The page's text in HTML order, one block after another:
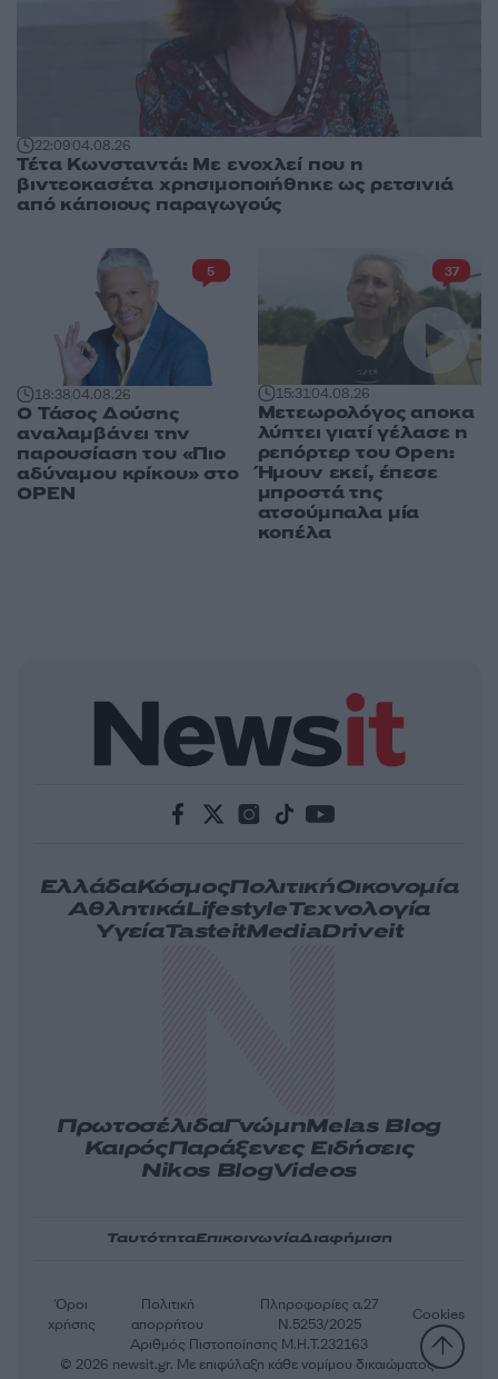
22:0904.08.26
Τέτα Κωνσταντά: Με ενοχλεί που η
βιντεοκασέτα χρησιμοποιήθηκε ως ρετσινιά
από κάποιους παραγωγούς
18:3804.08.26
Ο Τάσος Δούσης
αναλαμβάνει την
παρουσίαση του «Πιο
αδύναμου κρίκου» στο
OPEN
5
15:3104.08.26
Μετεωρολόγος αποκα
λύπτει γιατί γέλασε η
ρεπόρτερ του Open:
Ήμουν εκεί, έπεσε
μπροστά της
ατσούμπαλα μία
κοπέλα
37
ΕλλάδαΚόσμοςΠολιτικήΟικονομία
ΑθλητικάLifestyleΤεχνολογία
ΥγείαTasteitMediaDriveit
ΠρωτοσέλιδαΓνώμηMelas Blog
ΚαιρόςΠαράξενες Ειδήσεις
Nikos BlogVideos
ΤαυτότηταΕπικοινωνίαΔιαφήμιση
Αριθμός Πιστοποίησης Μ.Η.Τ.232163
Όροι
χρήσης
Πολιτική
απορρήτου
Πληροφορίες α.27
Ν.5253/2025
Cookies
© 2026 newsit.gr. Με επιφύλαξη κάθε νομίμου δικαιώματος.